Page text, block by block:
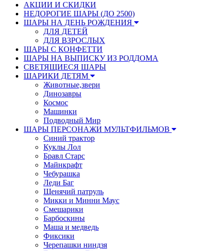
АКЦИИ И СКИДКИ
НЕДОРОГИЕ ШАРЫ (ДО 2500)
ШАРЫ НА ДЕНЬ РОЖДЕНИЯ
ДЛЯ ДЕТЕЙ
ДЛЯ ВЗРОСЛЫХ
ШАРЫ С КОНФЕТТИ
ШАРЫ НА ВЫПИСКУ ИЗ РОДДОМА
СВЕТЯЩИЕСЯ ШАРЫ
ШАРИКИ ДЕТЯМ
Животные,звери
Динозавры
Космос
Машинки
Подводный Мир
ШАРЫ ПЕРСОНАЖИ МУЛЬТФИЛЬМОВ
Синий трактор
Куклы Лол
Бравл Старс
Майнкрафт
Чебурашка
Леди Баг
Щенячий патруль
Микки и Минни Маус
Смешарики
Барбоскины
Маша и медведь
Фиксики
Черепашки ниндзя